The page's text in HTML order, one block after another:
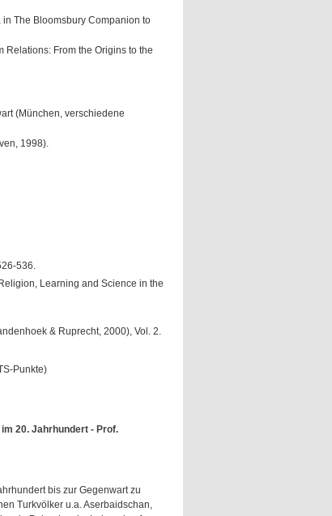
The Bloomsbury Companion to
Relations: From the Origins to the
(München, verschiedene
1998).
536.
Learning and Science in the
& Ruprecht, 2000), Vol. 2.
Punkte)
20. Jahrhundert - Prof.
bis zur Gegenwart zu
Turkvölker u.a. Aserbaidschan,